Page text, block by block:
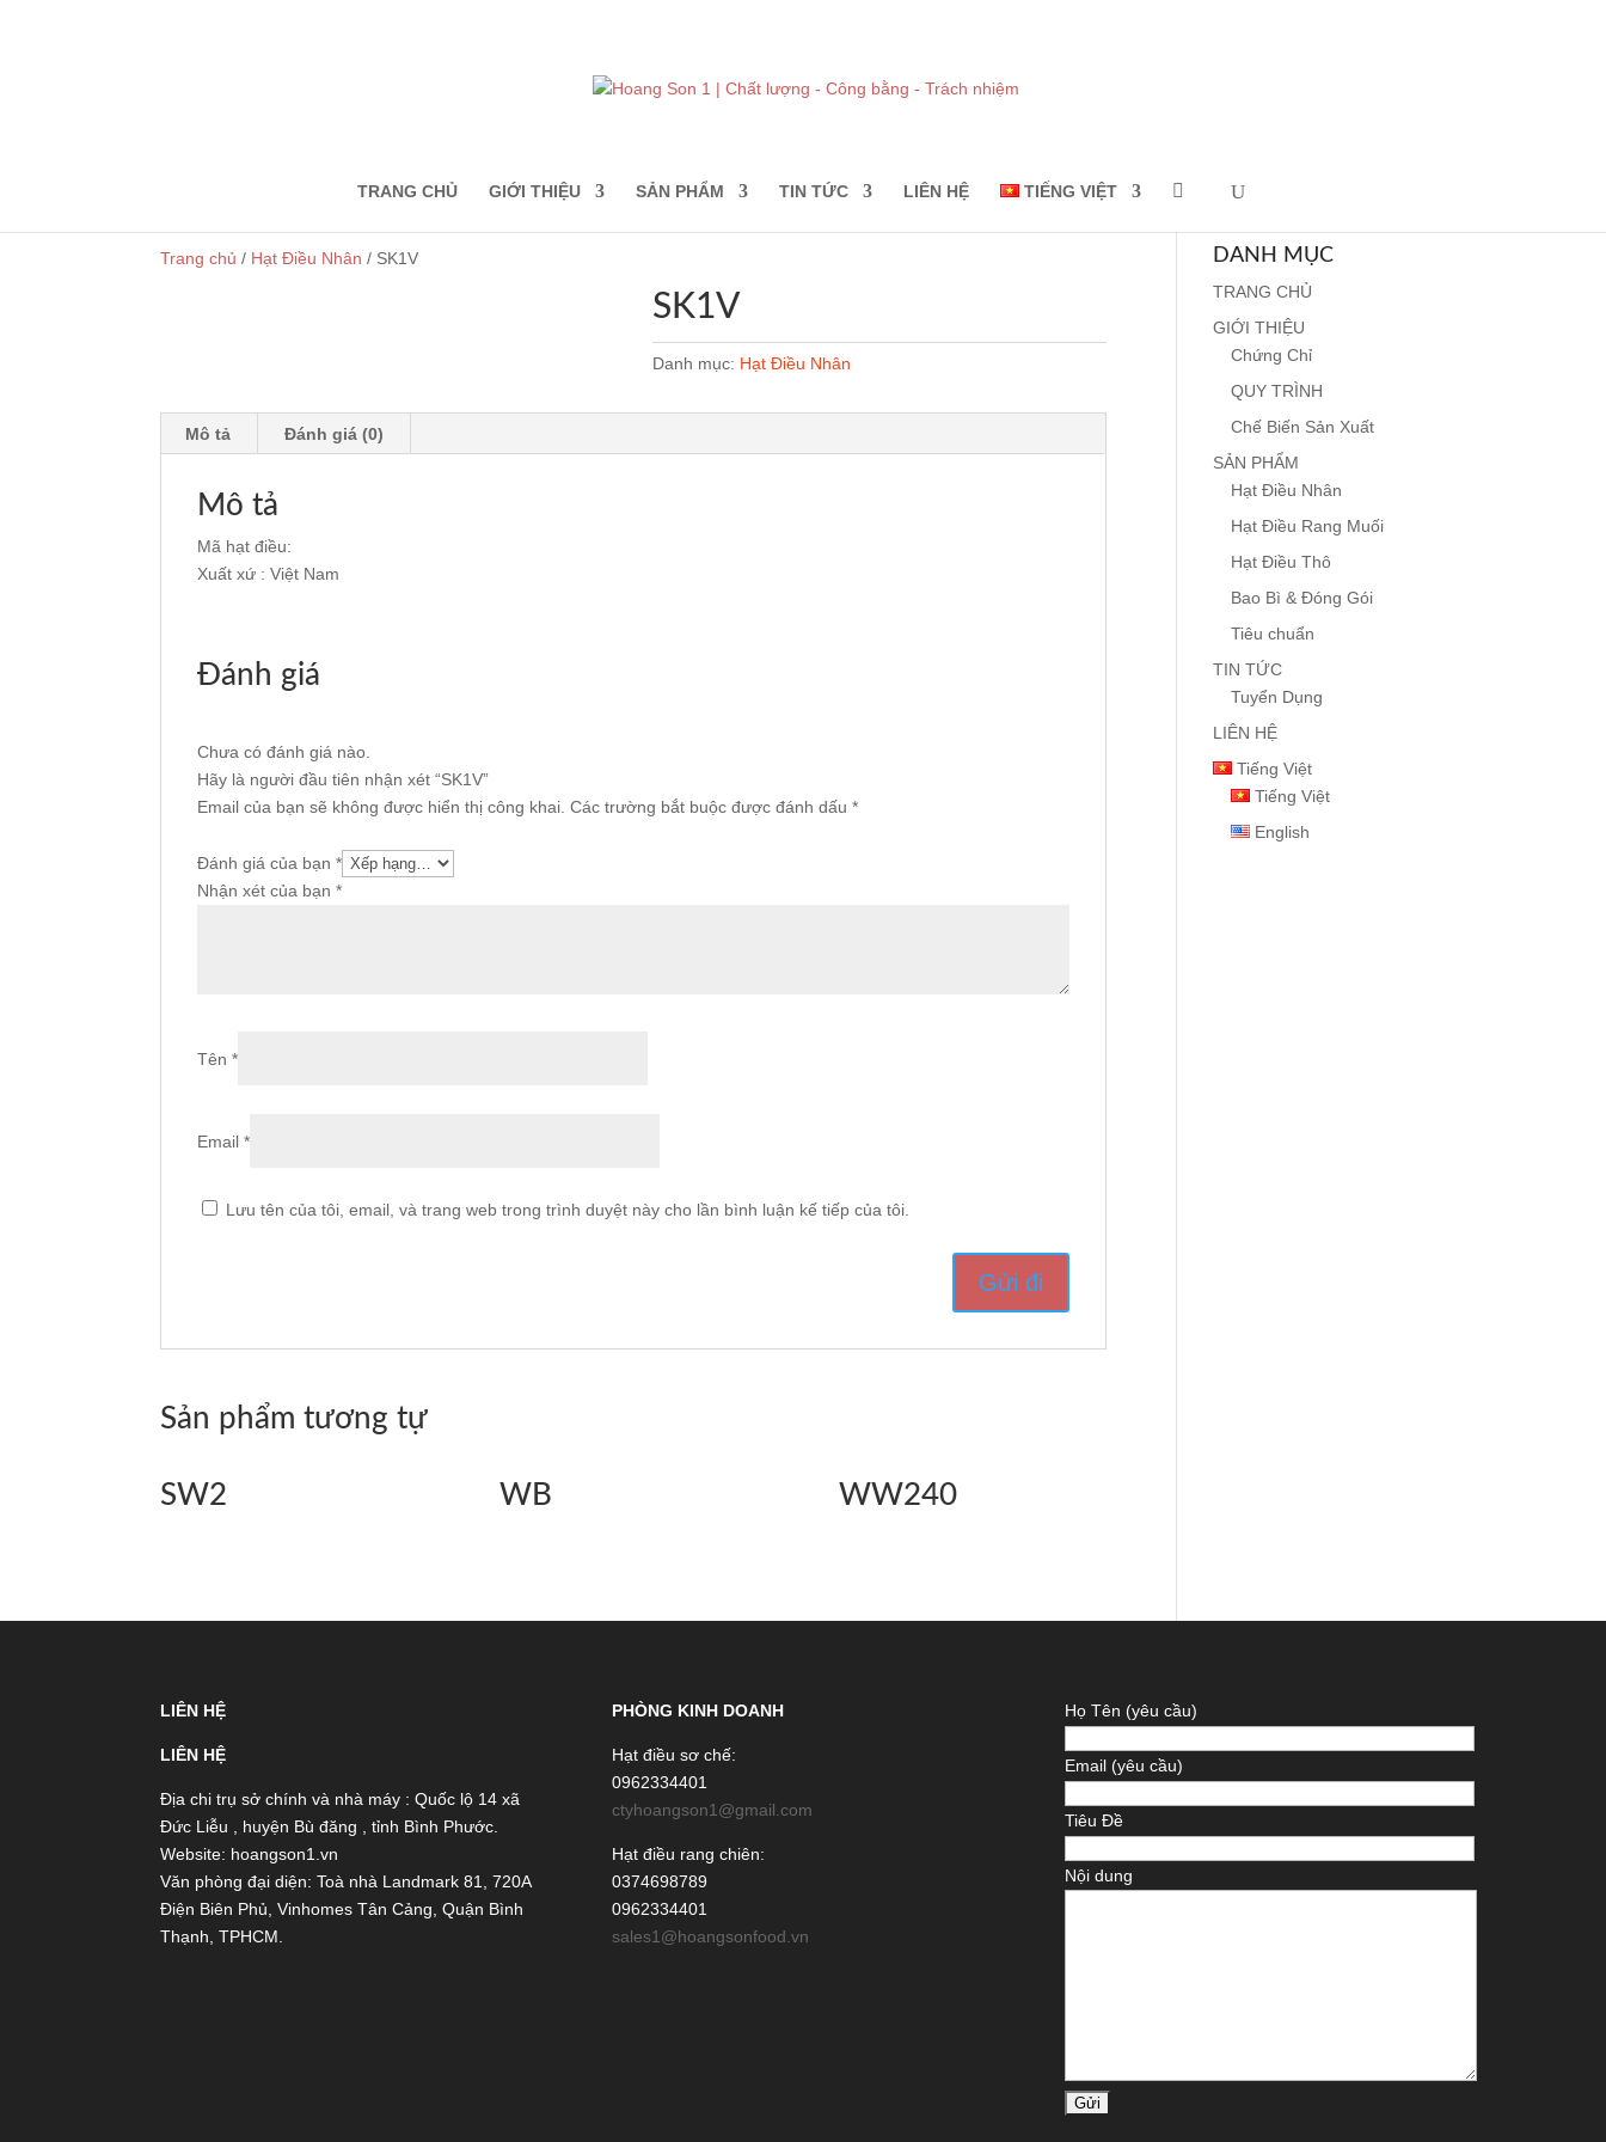
TRANG CHỦ GIỚI THIỆU SẢN PHẨM TIN TỨC LIÊN HỆ TIẾNG VIỆT
Trang chủ / Hạt Điều Nhân / SK1V
SK1V
Danh mục: Hạt Điều Nhân
Mô tả Đánh giá (0)
Mô tả
Mã hạt điều:
Xuất xứ : Việt Nam
Đánh giá
Chưa có đánh giá nào.
Hãy là người đầu tiên nhận xét “SK1V”
Email của bạn sẽ không được hiển thị công khai. Các trường bắt buộc được đánh dấu*
Đánh giá của bạn*
Nhận xét của bạn*
Tên*
Email*
Lưu tên của tôi, email, và trang web trong trình duyệt này cho lần bình luận kế tiếp của tôi.
Sản phẩm tương tự
SW2 WB WW240
DANH MỤC
TRANG CHỦ
GIỚI THIỆU
Chứng Chỉ
QUY TRÌNH
Chế Biến Sản Xuất
SẢN PHẨM
Hạt Điều Nhân
Hạt Điều Rang Muối
Hạt Điều Thô
Bao Bì & Đóng Gói
Tiêu chuẩn
TIN TỨC
Tuyển Dụng
LIÊN HỆ
Tiếng Việt
Tiếng Việt
English
LIÊN HỆ
LIÊN HỆ
Địa chi trụ sở chính và nhà máy : Quốc lộ 14 xã
Đức Liễu , huyện Bù đăng , tỉnh Bình Phước.
Website: hoangson1.vn
Văn phòng đại diện: Toà nhà Landmark 81, 720A
Điện Biên Phủ, Vinhomes Tân Cảng, Quận Bình
Thạnh, TPHCM.
PHÒNG KINH DOANH
Hạt điều sơ chế:
0962334401
ctyhoangson1@gmail.com
Hạt điều rang chiên:
0374698789
0962334401
sales1@hoangsonfood.vn
Họ Tên (yêu cầu)
Email (yêu cầu)
Tiêu Đề
Nội dung